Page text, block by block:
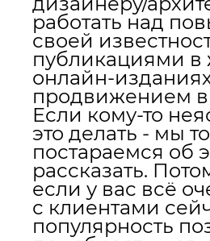
работать над
своей
публикациями в
онлайн-
продвижением в
Если кому-то
это делать - мы
постараемся об
рассказать.
если у вас всё
с клиентами
популярность